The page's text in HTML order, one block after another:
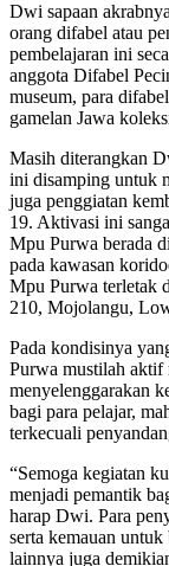
Dwi sapaan
orang difabel atau
pembelajaran ini
anggota Difabel
museum, para
gamelan Jawa
Masih diterangkan
ini disamping untuk
juga penggiatan
19. Aktivasi ini
Mpu Purwa berada
pada kawasan
Mpu Purwa terletak
210, Mojolangu,
Pada kondisinya
Purwa mustilah aktif
menyelenggarakan
bagi para pelajar,
terkecuali
“Semoga kegiatan
menjadi pemantik
harap Dwi. Para
serta kemauan
lainnya juga